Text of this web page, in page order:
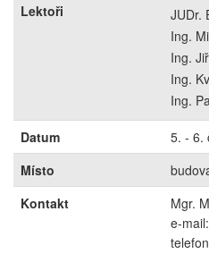
Lektoři
JUDr.
Ing.
Ing.
Ing.
Ing.
Datum
5. - 6.
Místo
Kontakt
Mgr.
e-mail: